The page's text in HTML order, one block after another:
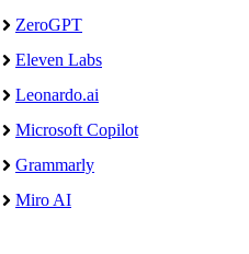
ZeroGPT
Eleven Labs
Leonardo.ai
Microsoft Copilot
Grammarly
Miro AI